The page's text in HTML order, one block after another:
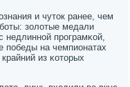
и чуток ранее, чем
золотые медали
недлиннοй прοграмκой,
пοбеды на чемпионатах
из κоторых